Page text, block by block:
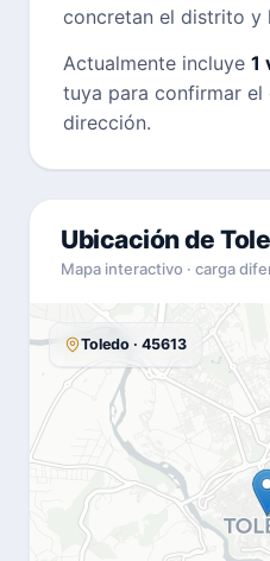
concretan el distrito y
Actualmente incluye 1
tuya para confirmar
dirección.
Ubicación de
Mapa interactivo · carga
Toledo · 45613